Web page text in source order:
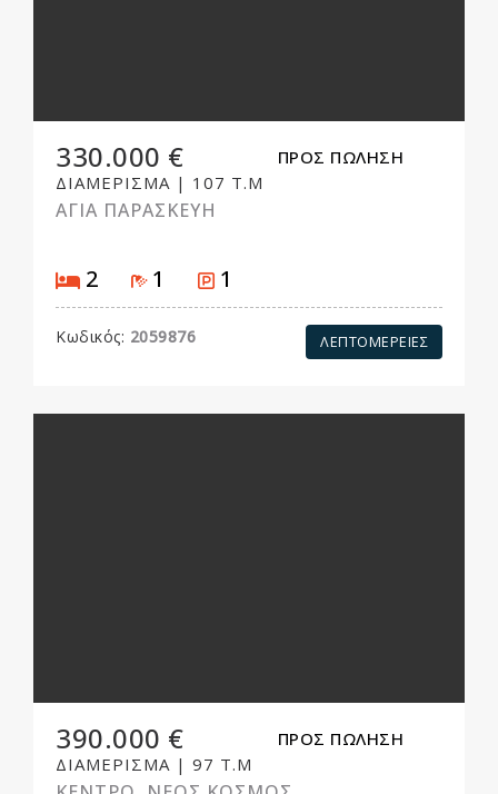
330.000 €
ΠΡΟΣ ΠΩΛΗΣΗ
ΔΙΑΜΕΡΙΣΜΑ | 107 Τ.Μ
ΑΓΙΑ ΠΑΡΑΣΚΕΥΗ
Υπνοδωμάτια
2 Μπάνιο
1 Parking
1
Κωδικός: 2059876 ΛΕΠΤΟΜΕΡΕΙΕΣ
390.000 €
ΠΡΟΣ ΠΩΛΗΣΗ
ΔΙΑΜΕΡΙΣΜΑ | 97 Τ.Μ